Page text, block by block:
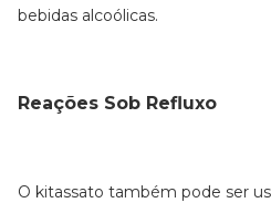
bebidas alcoólicas.
Reações Sob Refluxo
O kitassato também pode ser